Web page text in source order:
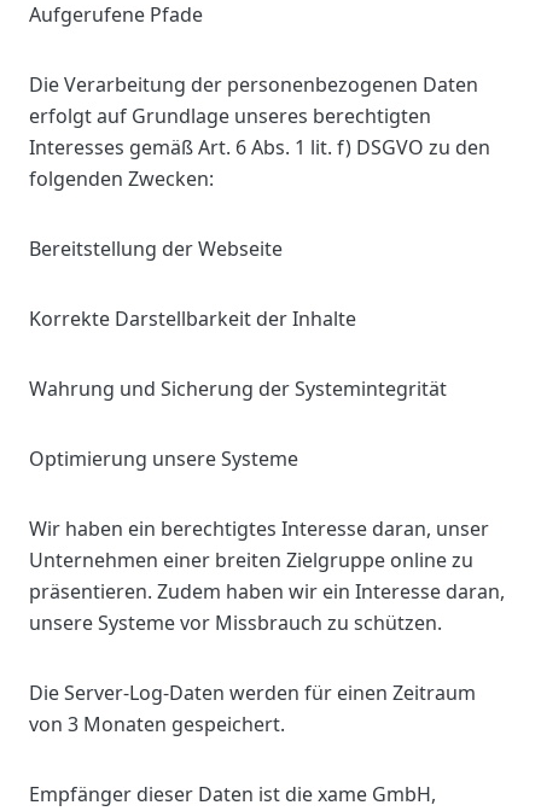
Aufgerufene Pfade
Die Verarbeitung der personenbezogenen Daten
erfolgt auf Grundlage unseres berechtigten
Interesses gemäß Art. 6 Abs. 1 lit. f) DSGVO zu den
folgenden Zwecken:
Bereitstellung der Webseite
Korrekte Darstellbarkeit der Inhalte
Wahrung und Sicherung der Systemintegrität
Optimierung unsere Systeme
Wir haben ein berechtigtes Interesse daran, unser
Unternehmen einer breiten Zielgruppe online zu
präsentieren. Zudem haben wir ein Interesse daran,
unsere Systeme vor Missbrauch zu schützen.
Die Server-Log-Daten werden für einen Zeitraum
von 3 Monaten gespeichert.
Empfänger dieser Daten ist die xame GmbH,